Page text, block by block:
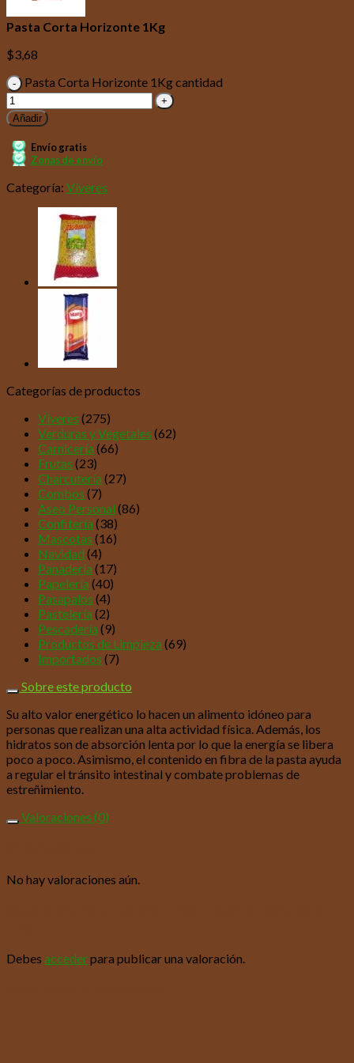
Pasta Corta Horizonte 1Kg
$3,68
Pasta Corta Horizonte 1Kg cantidad
Añadir
Envío gratis
Zonas de envío
Categoría: Víveres
Categorías de productos
Víveres (275)
Verduras y Vegetales (62)
Carnicería (66)
Frutas (23)
Charcutería (27)
Combos (7)
Aseo Personal (86)
Confitería (38)
Mascotas (16)
Navidad (4)
Panadería (17)
Papelería (40)
Pasapalos (4)
Pastelería (2)
Pescadería (9)
Productos de Limpieza (69)
Importados (7)
Sobre este producto
Su alto valor energético lo hacen un alimento idóneo para
personas que realizan una alta actividad física. Además, los
hidratos son de absorción lenta por lo que la energía se libera
poco a poco. Asimismo, el contenido en fibra de la pasta ayuda
a regular el tránsito intestinal y combate problemas de
estreñimiento.
Valoraciones (0)
No hay valoraciones aún.
Debes accederpara publicar una valoración.